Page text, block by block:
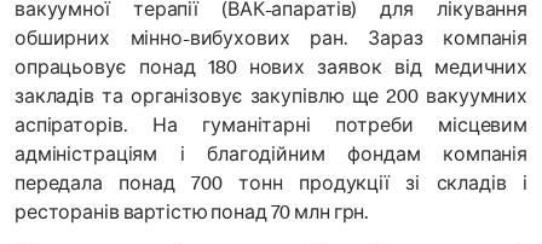
вакуумної терапії (ВАК-апаратів) для лікування
обширних мінно-вибухових ран. Зараз компанія
опрацьовує понад 180 нових заявок від медичних
закладів та організовує закупівлю ще 200 вакуумних
аспіраторів. На гуманітарні потреби місцевим
адміністраціям і благодійним фондам компанія
передала понад 700 тонн продукції зі складів і
ресторанів вартістю понад 70 млн грн.